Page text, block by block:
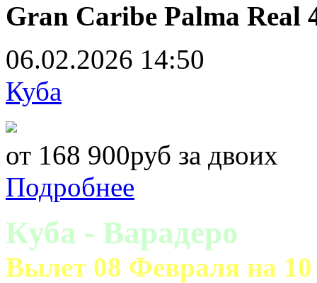
Gran Caribe Palma Real
06.02.2026 14:50
Куба
от 168 900руб за двоих
Подробнее
Куба - Варадеро
Вылет 08 Февраля на 10